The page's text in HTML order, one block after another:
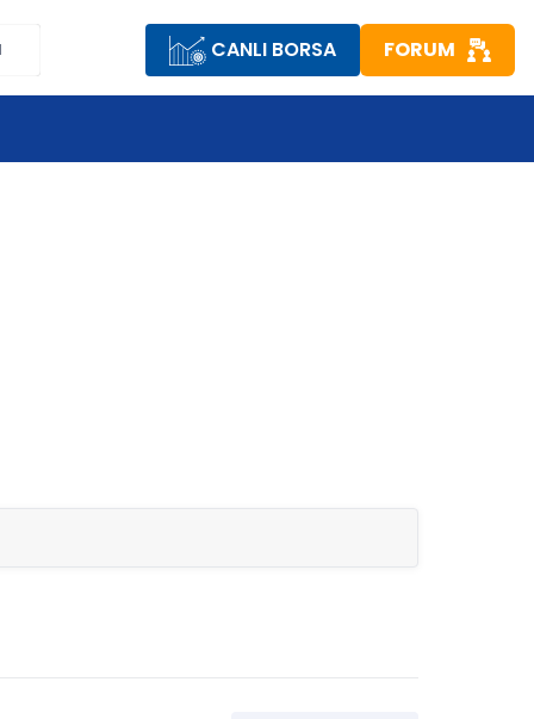
CANLI BORSA FORUM